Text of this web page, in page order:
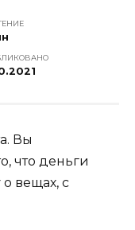
Вы
что деньги
вещах, с